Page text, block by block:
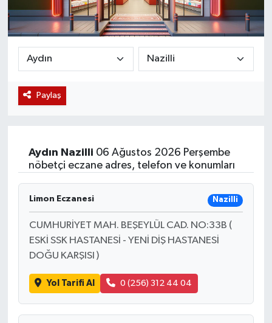
Paylaş
Aydın Nazilli 06 Ağustos 2026 Perşembe
nöbetçi eczane adres, telefon ve konumları
Limon Eczanesi Nazilli
CUMHURİYET MAH. BEŞEYLÜL CAD. NO:33B (
ESKİ SSK HASTANESİ - YENİ DİŞ HASTANESİ
DOĞU KARŞISI )
Yol Tarifi Al 0 (256) 312 44 04
Magazin
Etkinlikler